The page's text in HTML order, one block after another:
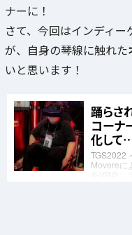
ナーに！
さて、今回はインディ
が、自身の琴線に触れた
いと思います！